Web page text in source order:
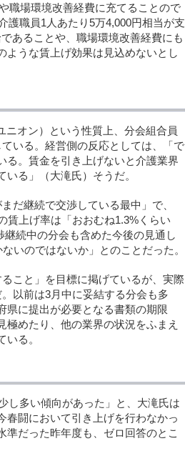
職場環境改善経費に充てることので
護職員1人あたり5万4,000円相当が支
あることや、職場環境改善経費にも
ような賃上げ効果は見込めないとし
オン）という性質上、分会組合員
いる。経営側の反応としては、「で
る。賃金を引き上げないと介護業界
る」（大滝氏）そうだ。
だ継続で交渉している最中」で、
賃上げ率は「おおむね1.3%くらい
続中の分会も含めた今後の見通し
いのではないか」とのことだった。
こと」を目標に掲げているが、実際
以前は3月中に妥結する分会も多
県に提出が必要となる書類の期限
めたり、他の業界の状況をふまえ
る。
し多い傾向があった」と、大滝氏は
春闘において引き上げを行わなかっ
だった昨年度も、ゼロ回答のとこ